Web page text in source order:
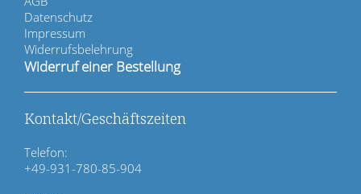
g
a
t
i
n
ü
b
e
r
s
Datenschutz
Impressum
Widerrufsbelehrung
Widerruf einer Bestellung
Kontakt/Geschäftszeiten
Telefon:
+49-931-780-85-904